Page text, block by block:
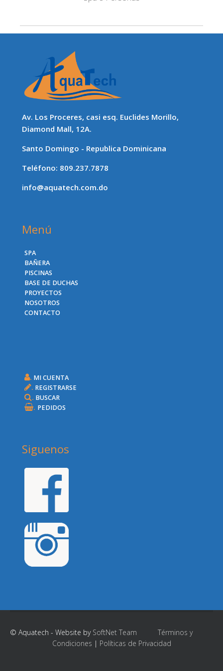
Av. Los Proceres, casi esq. Euclides Morillo,
Diamond Mall, 12A.
Santo Domingo - Republica Dominicana
Teléfono: 809.237.7878
info@aquatech.com.do
Menú
SPA
BAÑERA
PISCINAS
BASE DE DUCHAS
PROYECTOS
NOSOTROS
CONTACTO
. MI CUENTA
REGISTRARSE
BUSCAR
. PEDIDOS
Siguenos
© Aquatech - Website by SoftNet Team
Términos y
Condiciones | Políticas de Privacidad